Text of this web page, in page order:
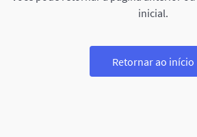
inicial.
Retornar ao início